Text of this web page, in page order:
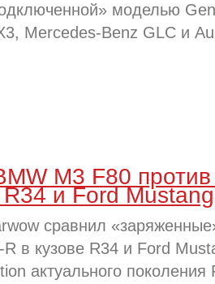
моделью
Mercedes-Benz GLC и
M3 F80
и Ford Mustang
сравнил
в кузове R34 и Ford
актуального поколения